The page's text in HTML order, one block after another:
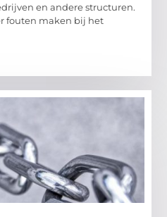
en andere structuren.
fouten maken bij het